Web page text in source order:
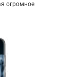
огромное